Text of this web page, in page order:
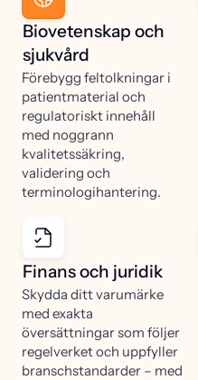
Biovetenskap och
sjukvård
Förebygg feltolkningar i
patientmaterial och
regulatoriskt innehåll
med noggrann
kvalitetssäkring,
validering och
terminologihantering.
Finans och juridik
Skydda ditt varumärke
med exakta
översättningar som följer
regelverket och uppfyller
branschstandarder – med